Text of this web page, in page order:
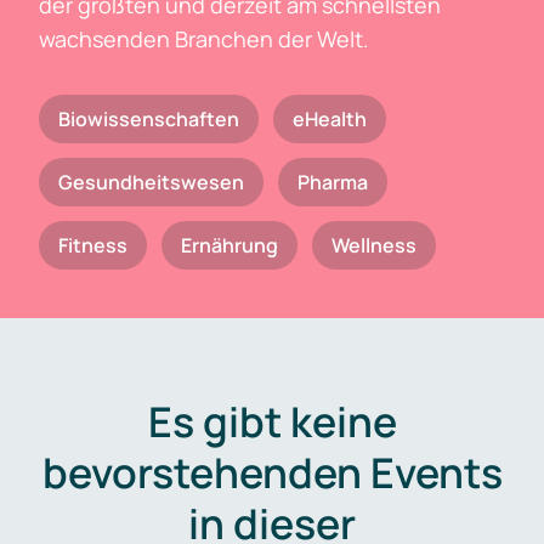
wachsenden Branchen der Welt.
Biowissenschaften eHealth
Gesundheitswesen Pharma
Fitness Ernährung Wellness
Es gibt keine
bevorstehenden Events
in dieser